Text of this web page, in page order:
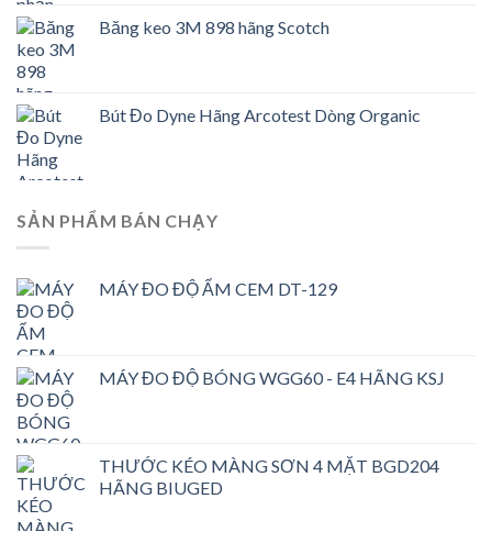
Băng keo 3M 898 hãng Scotch
Bút Đo Dyne Hãng Arcotest Dòng Organic
SẢN PHẨM BÁN CHẠY
MÁY ĐO ĐỘ ẨM CEM DT-129
MÁY ĐO ĐỘ BÓNG WGG60 - E4 HÃNG KSJ
THƯỚC KÉO MÀNG SƠN 4 MẶT BGD204
HÃNG BIUGED